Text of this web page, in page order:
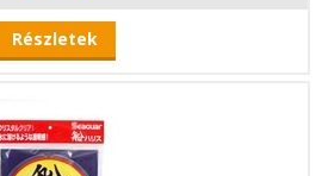
Részletek